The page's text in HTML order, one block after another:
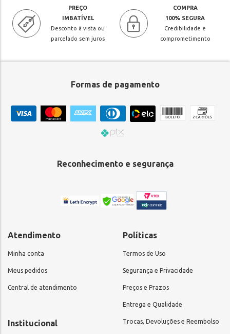
PREÇO
IMBATÍVEL
Desconto à vista ou
parcelado sem juros
COMPRA
100% SEGURA
Credibilidade e
comprometimento
Formas de pagamento
Reconhecimento e segurança
Atendimento
Minha conta
Meus pedidos
Central de atendimento
Institucional
Políticas
Termos de Uso
Segurança e Privacidade
Preços e Prazos
Entrega e Qualidade
Trocas, Devoluções e Reembolso